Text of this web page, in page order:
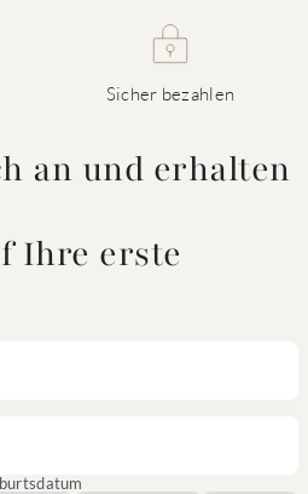
Sicher bezahlen
an und erhalten
Ihre erste